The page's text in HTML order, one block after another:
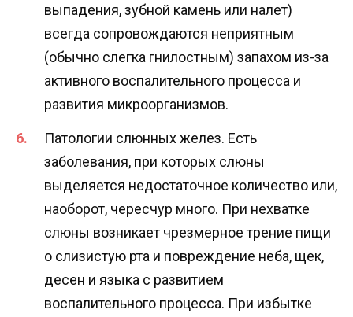
выпадения, зубной камень или налет)
всегда сопровождаются неприятным
(обычно слегка гнилостным) запахом из-за
активного воспалительного процесса и
развития микроорганизмов.
Патологии слюнных желез. Есть
заболевания, при которых слюны
выделяется недостаточное количество или,
наоборот, чересчур много. При нехватке
слюны возникает чрезмерное трение пищи
о слизистую рта и повреждение неба, щек,
десен и языка с развитием
воспалительного процесса. При избытке